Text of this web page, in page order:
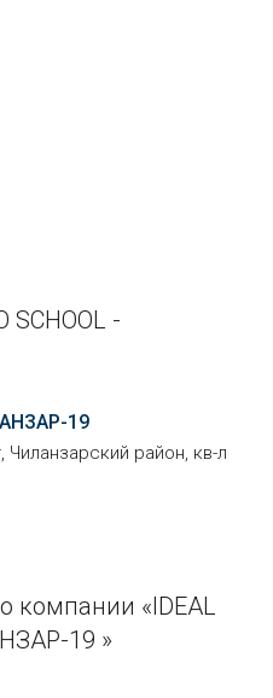
SCHOOL -
19
Чиланзарский район, кв-л
компании «IDEAL
19 »